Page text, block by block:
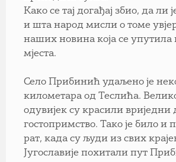
Како се тај догађај збио, да ли
и шта народ мисли о томе
наших новина која се упутила
мјеста.
Село Прибинић удаљено је
километара од Теслића.
одувијек су красили
гостопримство. Тако је било
рат, када су људи из свих
Југославије похитали пут